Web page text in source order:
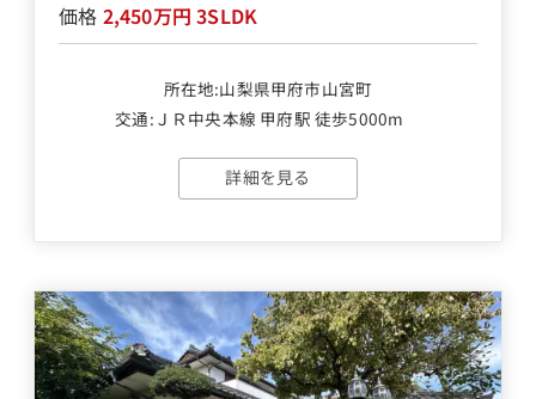
価格 2,450万円 3SLDK
所在地:山梨県甲府市山宮町
交通: ＪＲ中央本線 甲府駅 徒歩5000m
詳細を見る